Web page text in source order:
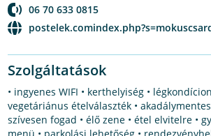
06 70 633 0815
Szolgáltatások
• ingyenes WIFI • kerthelyiség •
vegetáriánus ételválaszték •
szívesen fogad • élő zene • étel elvitelre •